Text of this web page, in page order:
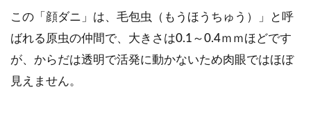
この「顔ダニ」は、毛包虫（もうほうちゅう）」と呼
ばれる原虫の仲間で、大きさは0.1～0.4ｍｍほどです
が、からだは透明で活発に動かないため肉眼ではほぼ
見えません。